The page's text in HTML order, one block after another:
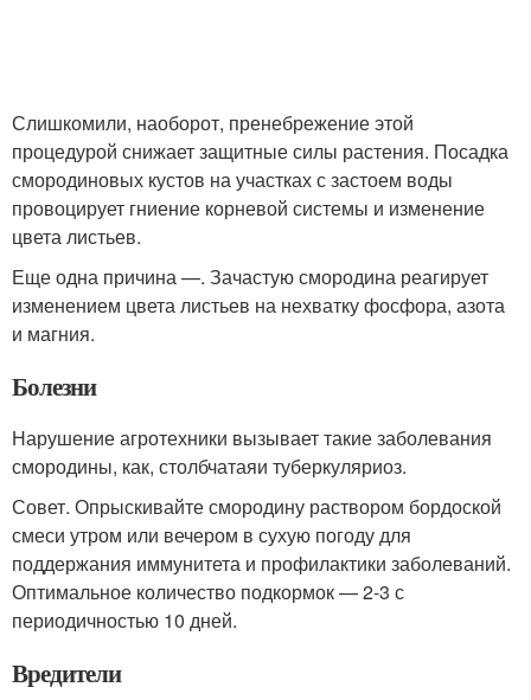
Слишкомили, наоборот, пренебрежение этой
процедурой снижает защитные силы растения. Посадка
смородиновых кустов на участках с застоем воды
провоцирует гниение корневой системы и изменение
цвета листьев.
Еще одна причина —. Зачастую смородина реагирует
изменением цвета листьев на нехватку фосфора, азота
и магния.
Болезни
Нарушение агротехники вызывает такие заболевания
смородины, как, столбчатаяи туберкуляриоз.
Совет. Опрыскивайте смородину раствором бордоской
смеси утром или вечером в сухую погоду для
поддержания иммунитета и профилактики заболеваний.
Оптимальное количество подкормок — 2-3 с
периодичностью 10 дней.
Вредители